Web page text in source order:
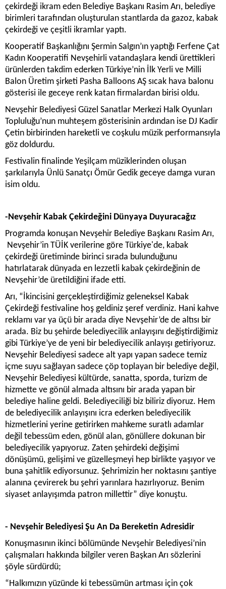
çekirdeği ikram eden Belediye Başkanı Rasim Arı, belediye
birimleri tarafından oluşturulan stantlarda da gazoz, kabak
çekirdeği ve çeşitli ikramlar yaptı.
Kooperatif Başkanlığını Şermin Salgın’ın yaptığı Ferfene Çat
Kadın Kooperatifi Nevşehirli vatandaşlara kendi ürettikleri
ürünlerden takdim ederken Türkiye’nin İlk Yerli ve Milli
Balon Üretim şirketi Pasha Balloons AŞ sıcak hava balonu
gösterisi ile geceye renk katan firmalardan birisi oldu.
Nevşehir Belediyesi Güzel Sanatlar Merkezi Halk Oyunları
Topluluğu’nun muhteşem gösterisinin ardından ise DJ Kadir
Çetin birbirinden hareketli ve coşkulu müzik performansıyla
göz doldurdu.
Festivalin finalinde Yeşilçam müziklerinden oluşan
şarkılarıyla Ünlü Sanatçı Ömür Gedik geceye damga vuran
isim oldu.
-Nevşehir Kabak Çekirdeğini Dünyaya Duyuracağız
Programda konuşan Nevşehir Belediye Başkanı Rasim Arı,
Nevşehir’in TÜİK verilerine göre Türkiye'de, kabak
çekirdeği üretiminde birinci sırada bulunduğunu
hatırlatarak dünyada en lezzetli kabak çekirdeğinin de
Nevşehir’de üretildiğini ifade etti.
Arı, “İkincisini gerçekleştirdiğimiz geleneksel Kabak
Çekirdeği festivaline hoş geldiniz şeref verdiniz. Hani kahve
reklamı var ya üçü bir arada diye Nevşehir’de de altısı bir
arada. Biz bu şehirde belediyecilik anlayışını değiştirdiğimiz
gibi Türkiye’ye de yeni bir belediyecilik anlayışı getiriyoruz.
Nevşehir Belediyesi sadece alt yapı yapan sadece temiz
içme suyu sağlayan sadece çöp toplayan bir belediye değil,
Nevşehir Belediyesi kültürde, sanatta, sporda, turizm de
hizmette ve gönül almada altısını bir arada yapan bir
belediye haline geldi. Belediyeciliği biz biliriz diyoruz. Hem
de belediyecilik anlayışını icra ederken belediyecilik
hizmetlerini yerine getirirken mahkeme suratlı adamlar
değil tebessüm eden, gönül alan, gönüllere dokunan bir
belediyecilik yapıyoruz. Zaten şehirdeki değişimi
dönüşümü, gelişimi ve güzelleşmeyi hep birlikte yaşıyor ve
buna şahitlik ediyorsunuz. Şehrimizin her noktasını şantiye
alanına çevirerek bu şehri yarınlara hazırlıyoruz. Benim
siyaset anlayışımda patron millettir” diye konuştu.
- Nevşehir Belediyesi Şu An Da Bereketin Adresidir
Konuşmasının ikinci bölümünde Nevşehir Belediyesi’nin
çalışmaları hakkında bilgiler veren Başkan Arı sözlerini
şöyle sürdürdü;
“Halkımızın yüzünde ki tebessümün artması için çok